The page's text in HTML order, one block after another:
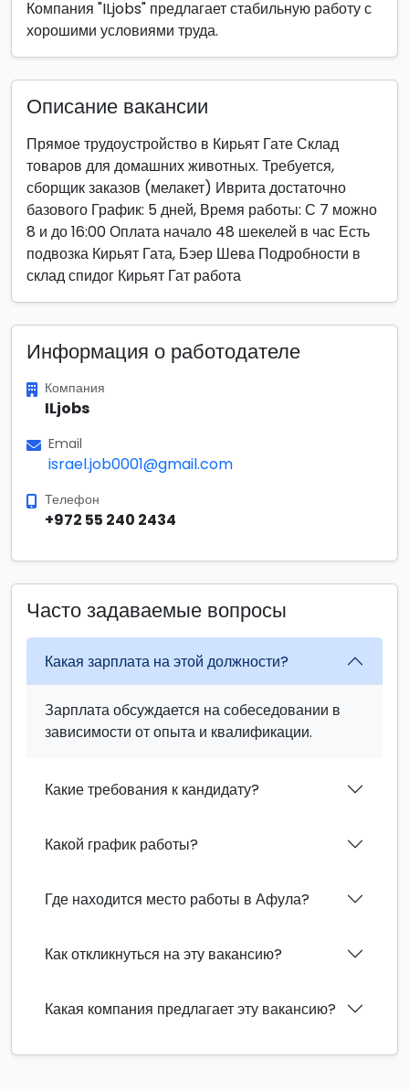
Компания "ILjobs" предлагает стабильную работу с
хорошими условиями труда.
Описание вакансии
Прямое трудоустройство в Кирьят Гате Склад
товаров для домашних животных. Требуется,
сборщик заказов (мелакет) Иврита достаточно
базового График: 5 дней, Время работы: С 7 можно
8 и до 16:00 Оплата начало 48 шекелей в час Есть
подвозка Кирьят Гата, Бэер Шева Подробности в
склад спидог Кирьят Гат работа
Информация о работодателе
Компания
ILjobs
Email
israel.job0001@gmail.com
Телефон
+972 55 240 2434
Часто задаваемые вопросы
Какая зарплата на этой должности?
Зарплата обсуждается на собеседовании в
зависимости от опыта и квалификации.
Какие требования к кандидату?
Какой график работы?
Где находится место работы в Афула?
Как откликнуться на эту вакансию?
Какая компания предлагает эту вакансию?